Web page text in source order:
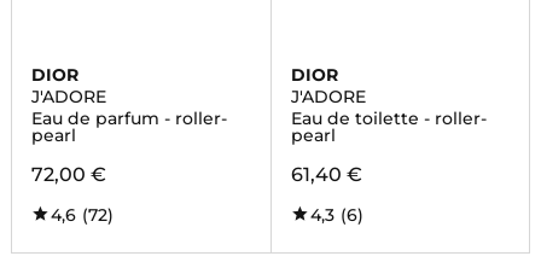
DIOR
J'ADORE
Eau de parfum - roller-
pearl
72,00 €
4,6 (72)
DIOR
J'ADORE
Eau de toilette - roller-
pearl
61,40 €
4,3 (6)